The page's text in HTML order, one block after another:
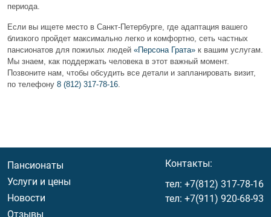
периода.
Если вы ищете место в Санкт-Петербурге, где адаптация вашего
близкого пройдет максимально легко и комфортно, сеть частных
пансионатов для пожилых людей «Персона Грата» к вашим услугам.
Мы знаем, как поддержать человека в этот важный момент.
Позвоните нам, чтобы обсудить все детали и запланировать визит,
по телефону 8 (812) 317-78-16
Menu footer
Пансионаты
Услуги и цены
Новости
Отзывы
Контакты:
тел: +7(812) 317-78-16
тел: +7(911) 920-68-93